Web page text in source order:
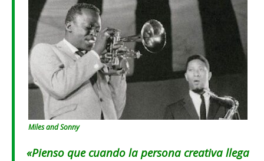
Miles and Sonny
«Pienso que cuando la persona creativa llega